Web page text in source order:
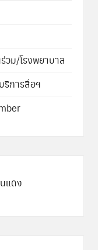
วม/โรงพยาบาล
ริการสื่อฯ
แดง